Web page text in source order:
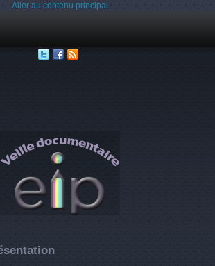
Aller au contenu principal